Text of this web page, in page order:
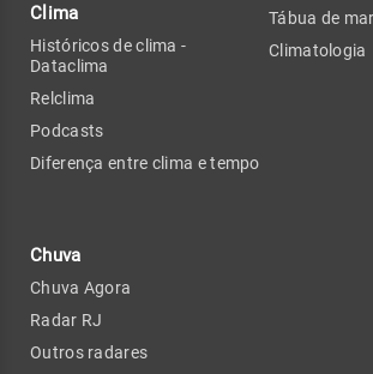
Clima
Históricos de clima -
Dataclima
Relclima
Podcasts
Diferença entre clima e tempo
Chuva
Chuva Agora
Radar RJ
Outros radares
Tábua de
Climatologia